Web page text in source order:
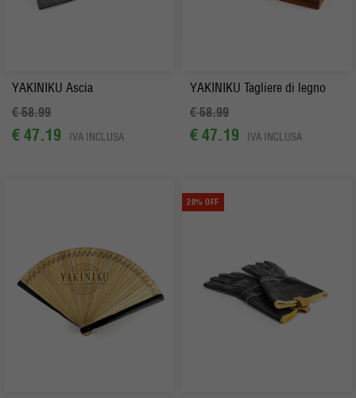
YAKINIKU Ascia
€ 58.99
€ 47.19 IVA INCLUSA
YAKINIKU Tagliere di legno
€ 58.99
€ 47.19 IVA INCLUSA
20% OFF